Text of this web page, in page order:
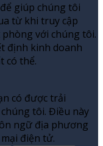
giúp chúng tôi
từ khi truy cập
với chúng tôi.
định kinh doanh
có thể.
có được trải
tôi. Điều này
ngữ địa phương
điện tử.